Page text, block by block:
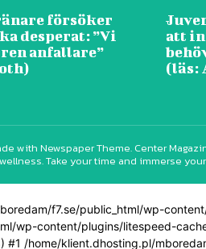
försöker
desperat: ”Vi
anfallare”
att
(läs:
with Newspaper Theme. Center
Take your time and immerse
f7.se/public_html/wp-
wp-content/plugins/litespeed-
#1 /home/klient.dhosting.pl/